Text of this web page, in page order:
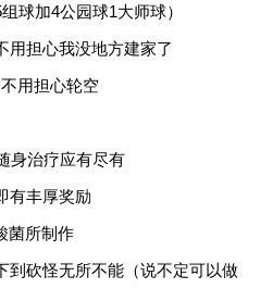
球加4公园球1大师球）
用担心我没地方建家了
用担心轮空
身治疗应有尽有
有丰厚奖励
菌所制作
到砍怪无所不能（说不定可以做